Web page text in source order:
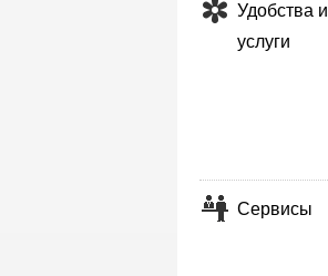
Удобства и
услуги
Сервисы